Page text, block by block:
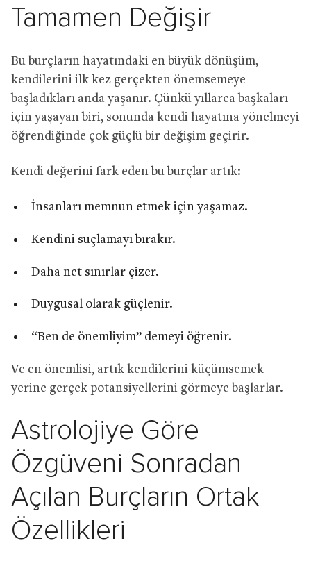
Tamamen Değişir
Bu burçların hayatındaki en büyük dönüşüm,
kendilerini ilk kez gerçekten önemsemeye
başladıkları anda yaşanır. Çünkü yıllarca başkaları
için yaşayan biri, sonunda kendi hayatına yönelmeyi
öğrendiğinde çok güçlü bir değişim geçirir.
Kendi değerini fark eden bu burçlar artık:
İnsanları memnun etmek için yaşamaz.
Kendini suçlamayı bırakır.
Daha net sınırlar çizer.
Duygusal olarak güçlenir.
“Ben de önemliyim” demeyi öğrenir.
Ve en önemlisi, artık kendilerini küçümsemek
yerine gerçek potansiyellerini görmeye başlarlar.
Astrolojiye Göre
Özgüveni Sonradan
Açılan Burçların Ortak
Özellikleri